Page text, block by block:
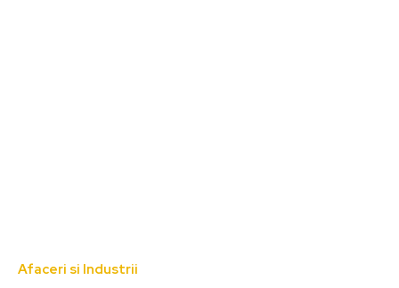
Afaceri si Industrii